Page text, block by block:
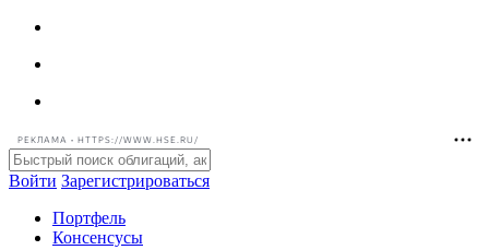
РЕКЛАМА • HTTPS://WWW.HSE.RU/